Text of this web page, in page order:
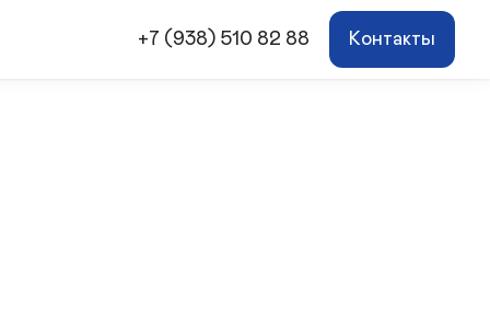
+7 (938) 510 82 88 Контакты